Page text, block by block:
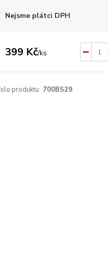
Nejsme plátci DPH
399 Kč/ks
produktu: 700BS29